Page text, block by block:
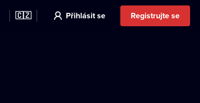
🇨🇿 Přihlásit se Registrujte se